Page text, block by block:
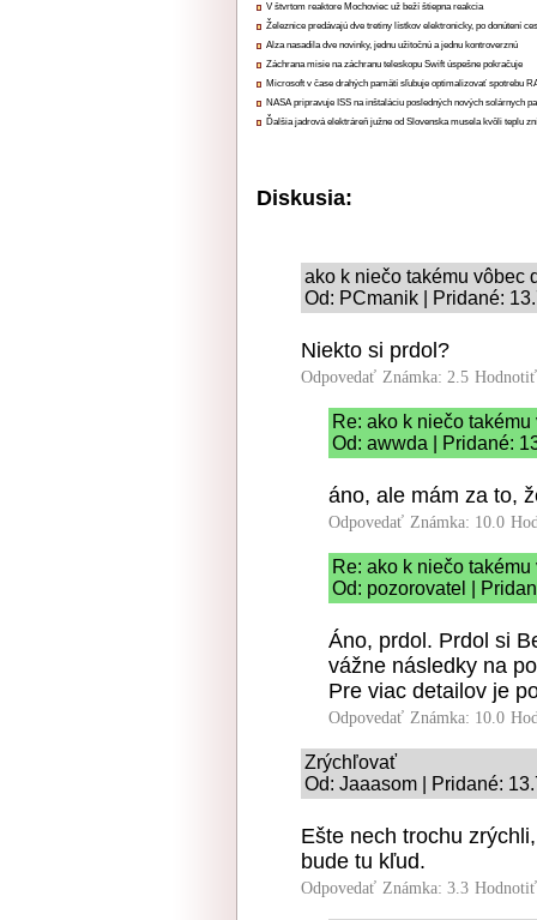
V štvrtom reaktore Mochoviec už beží štiepna reakcia
Železnice predávajú dve tretiny lístkov elektronicky, po donútení
Alza nasadila dve novinky, jednu užitočnú a jednu kontroverznú
Záchrana misie na záchranu teleskopu Swift úspešne pokračuje
Microsoft v čase drahých pamätí sľubuje optimalizovať spotrebu
NASA pripravuje ISS na inštaláciu posledných nových solárnych
Ďalšia jadrová elektráreň južne od Slovenska musela kvôli teplu
Diskusia:
ako k niečo takému vôbec
Od: PCmanik | Pridané:
Niekto si prdol?
Odpovedať Známka: 2.5
Re: ako k niečo
Od: awwda | Pridané:
áno, ale mám za to,
Odpovedať Známka: 10.0
Re: ako k niečo
Od: pozorovatel |
Áno, prdol. Prdol si
vážne následky na
Pre viac detailov je
Odpovedať Známka: 10.0
Zrýchľovať
Od: Jaaasom | Pridané:
Ešte nech trochu
bude tu kľud.
Odpovedať Známka: 3.3